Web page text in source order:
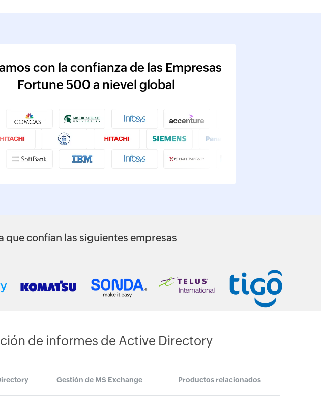
con la confianza de las Empresas
Fortune 500 a nievel global
que confían las siguientes empresas
de informes de Active Directory
Gestión de MS Exchange Productos relacionados